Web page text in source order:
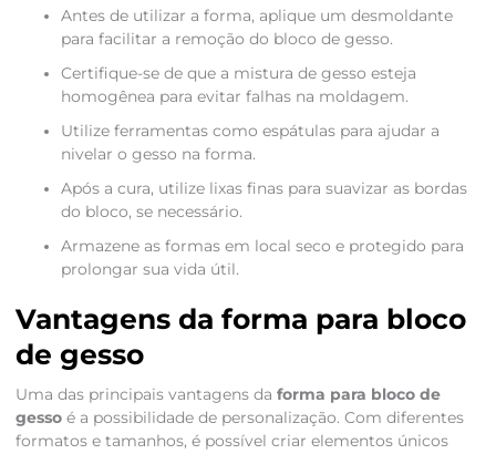
Antes de utilizar a forma, aplique um desmoldante
para facilitar a remoção do bloco de gesso.
Certifique-se de que a mistura de gesso esteja
homogênea para evitar falhas na moldagem.
Utilize ferramentas como espátulas para ajudar a
nivelar o gesso na forma.
Após a cura, utilize lixas finas para suavizar as bordas
do bloco, se necessário.
Armazene as formas em local seco e protegido para
prolongar sua vida útil.
Vantagens da forma para bloco
de gesso
Uma das principais vantagens da forma para bloco de
gessoé a possibilidade de personalização. Com diferentes
formatos e tamanhos, é possível criar elementos únicos